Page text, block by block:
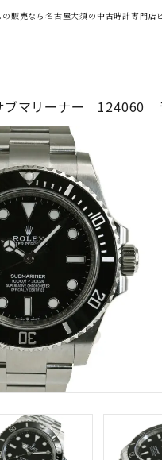
販売なら名古屋大須の中古時計専門店
ブマリーナー 124060